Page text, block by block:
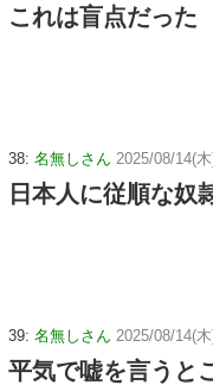
これは盲点だった
38: 名無しさん 2025/08/14(
日本人に従順な奴
39: 名無しさん 2025/08/14(
平気で嘘を言うと